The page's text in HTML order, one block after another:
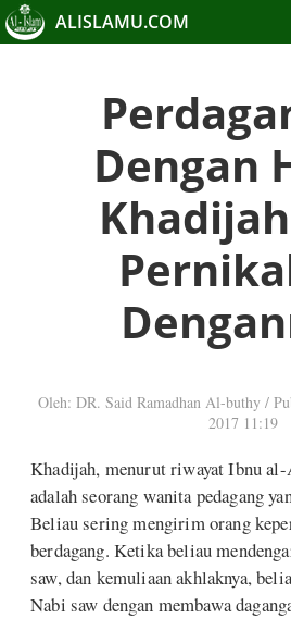
ALISLAMU.COM
Dengan
Oleh: DR. Said Ramadhan Al-buthy /
2017 11:19
Khadijah, menurut riwayat Ibnu
adalah seorang wanita pedagang
Beliau sering mengirim orang
berdagang. Ketika beliau
saw, dan kemuliaan akhlaknya,
Nabi saw dengan membawa